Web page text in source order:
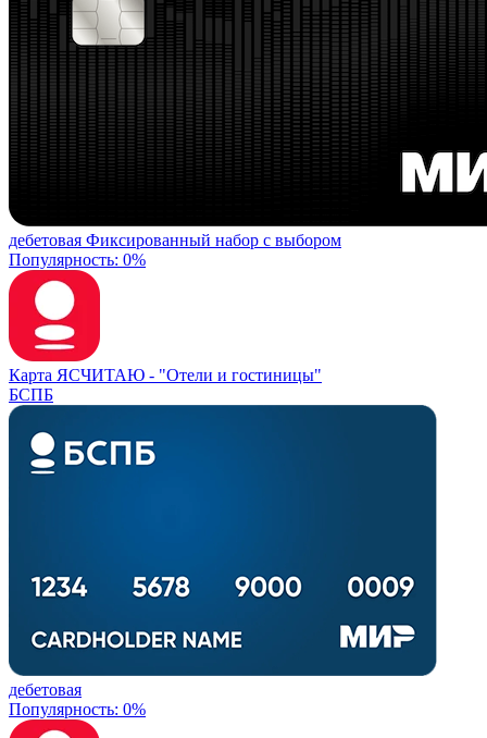
дебетовая Фиксированный набор с выбором
Популярность: 0%
Карта ЯСЧИТАЮ - "Отели и гостиницы"
БСПБ
дебетовая
Популярность: 0%